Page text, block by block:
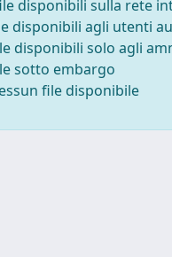
disponibili sulla rete
disponibili agli utenti
disponibili solo agli
sotto embargo
file disponibile